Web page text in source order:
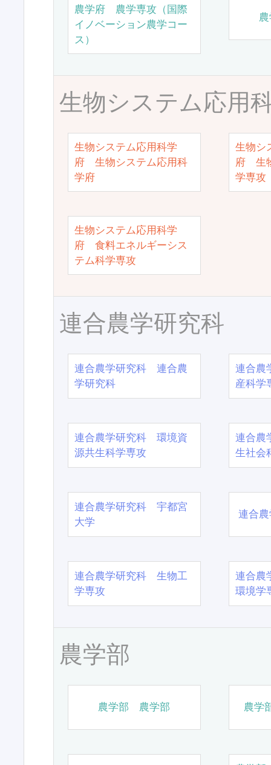
農学府 農学専攻（国際
イノベーション農学コー
ス）
生物システム応用
生物システム応用科学
府 生物システム応用科
学府
生物シ
府 生
学専攻
生物システム応用科学
府 食料エネルギーシス
テム科学専攻
連合農学研究科
連合農学研究科 連合農
学研究科
連合農
産科学
連合農学研究科 環境資
源共生科学専攻
連合農
生社会
連合農学研究科 宇都宮
大学
連合
連合農学研究科 生物工
学専攻
連合農
環境学
農学部
農学部 農学部 農学